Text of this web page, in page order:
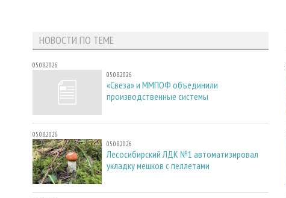
НОВОСТИ ПО ТЕМЕ
05.08.2026
05.08.2026
«Свеза» и ММПОФ объединили
производственные системы
05.08.2026
05.08.2026
Лесосибирский ЛДК №1 автоматизировал
укладку мешков с пеллетами